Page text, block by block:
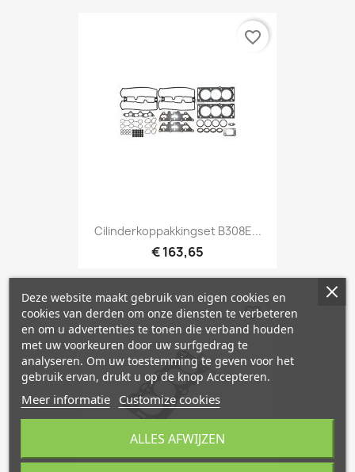
Cilinderkoppakkingset B308E...
€ 163,65
favorite_border
favorite_border
Deze website maakt gebruik van eigen cookies en
cookies van derden om onze diensten te verbeteren
en om u advertenties te tonen die verband houden
met uw voorkeuren door uw surfgedrag te
analyseren. Om uw toestemming te geven voor het
gebruik ervan, drukt u op de knop Accepteren.
Meer informatie Customize cookies
ALLES AFWIJZEN